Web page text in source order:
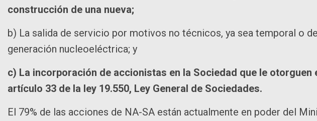
construcción de una nueva;
b) La salida de servicio por motivos no técnicos, ya sea temporal o
generación nucleoeléctrica; y
c) La incorporación de accionistas en la Sociedad que le
artículo 33 de la ley 19.550, Ley General de Sociedades.
El 79% de las acciones de NA-SA están actualmente en poder del